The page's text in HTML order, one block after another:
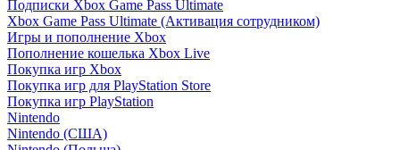
Подписки Xbox Game Pass Ultimate
Xbox Game Pass Ultimate (Активация сотрудником)
Игры и пополнение Xbox
Пополнение кошелька Xbox Live
Покупка игр Xbox
Покупка игр для PlayStation Store
Покупка игр PlayStation
Nintendo
Nintendo (США)